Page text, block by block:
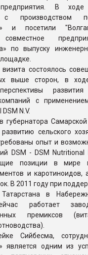
предприятия. В
с производством
и посетили
по выпуску
состоялось
выше сторон, в
развития
с
N.V.
губернатора
сельского
опыт и
DSM - DSM Nutritional
позиции в мире
и каротиноидов,
В 2011 году при
Татарстана в
работает
премиксов
Сийбесма,
является одним из